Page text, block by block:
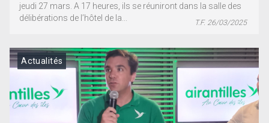
jeudi 27 mars. A 17 heures, ils se réuniront dans la salle des
délibérations de l’hôtel de la...
T.F. 26/03/2025
Actualités